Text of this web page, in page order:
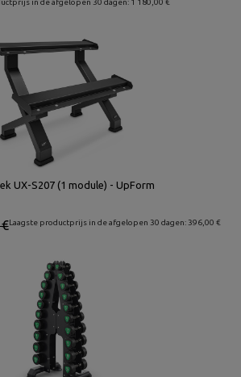
in de afgelopen 30 dagen: 1 180,00 €
UX-S207 (1 module) - UpForm
Laagste productprijs in de afgelopen 30 dagen: 396,00 €